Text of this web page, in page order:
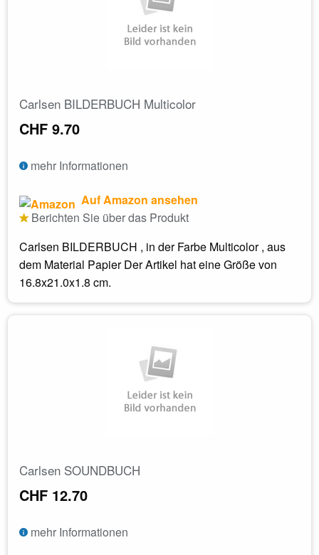
Carlsen BILDERBUCH Multicolor
CHF 9.70
mehr Informationen
Auf Amazon ansehen
Berichten Sie über das Produkt
Carlsen BILDERBUCH , in der Farbe Multicolor , aus
dem Material Papier Der Artikel hat eine Größe von
16.8x21.0x1.8 cm.
Carlsen SOUNDBUCH
CHF 12.70
mehr Informationen